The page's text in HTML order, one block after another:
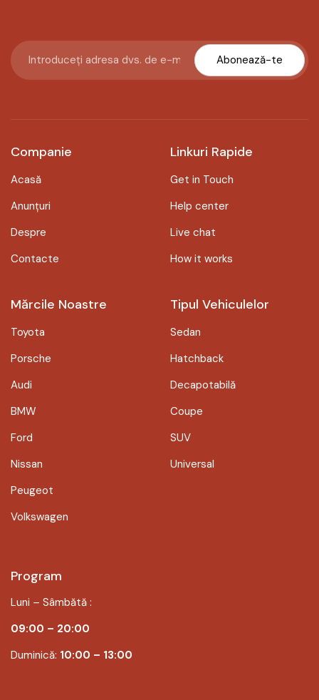
Abonează-te
Companie
Acasă
Anunțuri
Despre
Contacte
Linkuri Rapide
Get in Touch
Help center
Live chat
How it works
Mărcile Noastre
Toyota
Porsche
Audi
BMW
Ford
Nissan
Peugeot
Volkswagen
Tipul Vehiculelor
Sedan
Hatchback
Decapotabilă
Coupe
SUV
Universal
Program
Luni – Sâmbătă :
09:00 – 20:00
Duminică: 10:00 – 13:00